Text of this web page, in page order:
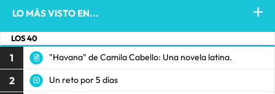
LO MÁS VISTO EN...
LOS 40
1 "Havana" de Camila Cabello: Una novela latina.
2 Un reto por 5 días